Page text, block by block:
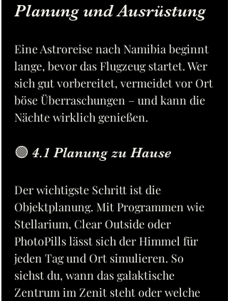
Planung und Ausrüstung
Eine Astroreise nach Namibia beginnt
lange, bevor das Flugzeug startet. Wer
sich gut vorbereitet, vermeidet vor Ort
böse Überraschungen – und kann die
Nächte wirklich genießen.
🟣 4.1 Planung zu Hause
Der wichtigste Schritt ist die
Objektplanung. Mit Programmen wie
Stellarium, Clear Outside oder
PhotoPills lässt sich der Himmel für
jeden Tag und Ort simulieren. So
siehst du, wann das galaktische
Zentrum im Zenit steht oder welche